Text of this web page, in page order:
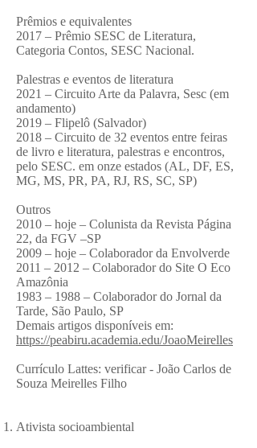
Prêmios e equivalentes
2017 – Prêmio SESC de Literatura,
Categoria Contos, SESC Nacional.
Palestras e eventos de literatura
2021 – Circuito Arte da Palavra, Sesc (em
andamento)
2019 – Flipelô (Salvador)
2018 – Circuito de 32 eventos entre feiras
de livro e literatura, palestras e encontros,
pelo SESC. em onze estados (AL, DF, ES,
MG, MS, PR, PA, RJ, RS, SC, SP)
Outros
2010 – hoje – Colunista da Revista Página
22, da FGV –SP
2009 – hoje – Colaborador da Envolverde
2011 – 2012 – Colaborador do Site O Eco
Amazônia
1983 – 1988 – Colaborador do Jornal da
Tarde, São Paulo, SP
Demais artigos disponíveis em:
https://peabiru.academia.edu/JoaoMeirelles
Currículo Lattes: verificar - João Carlos de
Souza Meirelles Filho
Ativista socioambiental